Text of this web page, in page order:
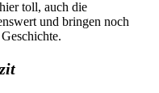
toll, auch die
und bringen noch